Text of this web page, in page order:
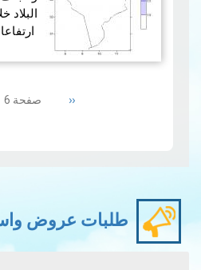
وتجاوز…Previous
‹‹ صفحة 6
طلبات عروض